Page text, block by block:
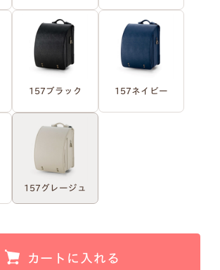
157ブラック 157ネイビー
157グレージュ
カートに入れる
み 明朝体 例4）フルネーム 筆記体
筆記体 例6）下の名前のみ 筆記体
注意事項1
字サイズが全体的に若干小さくなりま